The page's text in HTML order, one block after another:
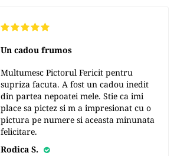
Un cadou frumos
Multumesc Pictorul Fericit pentru
supriza facuta. A fost un cadou inedit
din partea nepoatei mele. Stie ca imi
place sa pictez si m a impresionat cu o
pictura pe numere si aceasta minunata
felicitare.
Rodica S.